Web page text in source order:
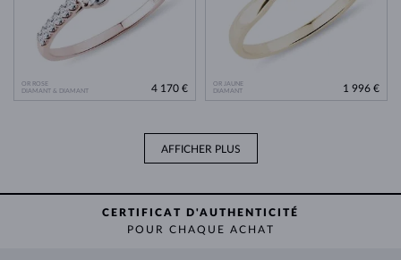
OR ROSE
DIAMANT & DIAMANT
4 170 €
OR JAUNE
DIAMANT
1 996 €
AFFICHER PLUS
CERTIFICAT D'AUTHENTICITÉ
POUR CHAQUE ACHAT